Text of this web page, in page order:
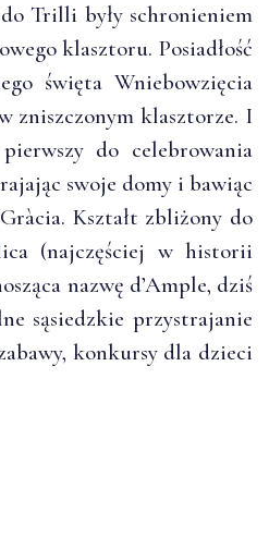
Trilli były schronieniem
klasztoru. Posiadłość
święta Wniebowzięcia
zniszczonym klasztorze. I
do celebrowania
swoje domy i bawiąc
Kształt zbliżony do
(najczęściej w historii
nazwę d’Ample, dziś
sąsiedzkie przystrajanie
konkursy dla dzieci